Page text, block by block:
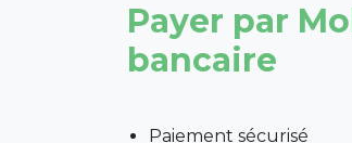
Payer par
bancaire
Paiement sécurisé